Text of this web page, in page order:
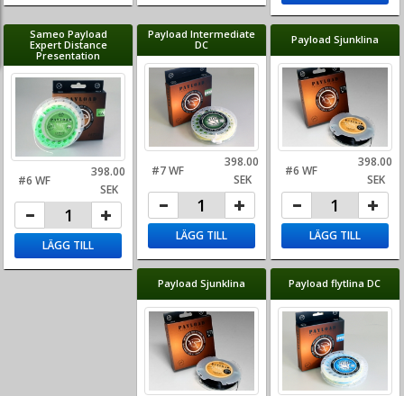
Sameo Payload
Expert Distance
Presentation
#6 WF
398.00
SEK
LÄGG TILL
Payload Intermediate
DC
#7 WF
398.00
SEK
LÄGG TILL
Payload Sjunklina
#6 WF
398.00
SEK
LÄGG TILL
Payload Sjunklina Payload flytlina DC